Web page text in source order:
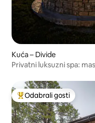
Kuća – Divide
Privatni luksuzni spa:
Među najviše
Odabrali gosti